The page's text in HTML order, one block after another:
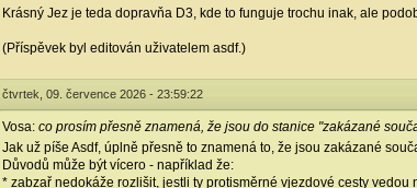
Krásný Jez je teda dopravňa D3, kde to funguje trochu inak, ale
(Příspěvek byl editován uživatelem asdf.)
čtvrtek, 09. července 2026 - 23:59:22
Vosa: co prosím přesně znamená, že jsou do stanice "zakázané
Jak už píše Asdf, úplně přesně to znamená to, že jsou zakázané
Důvodů může být vícero - například že:
* zabzař nedokáže rozlišit, jestli ty protisměrné vjezdové cesty